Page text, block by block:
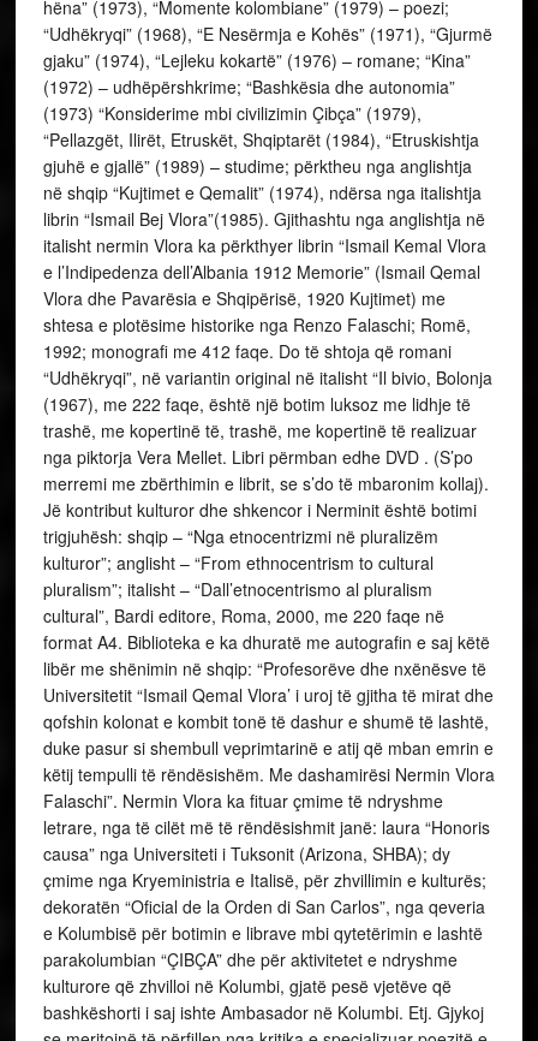
hëna” (1973), “Momente kolombiane” (1979) – poezi;
“Udhëkryqi” (1968), “E Nesërmja e Kohës” (1971), “Gjurmë
gjaku” (1974), “Lejleku kokartë” (1976) – romane; “Kina”
(1972) – udhëpërshkrime; “Bashkësia dhe autonomia”
(1973) “Konsiderime mbi civilizimin Çibça” (1979),
“Pellazgët, Ilirët, Etruskët, Shqiptarët (1984), “Etruskishtja
gjuhë e gjallë” (1989) – studime; përktheu nga anglishtja
në shqip “Kujtimet e Qemalit” (1974), ndërsa nga italishtja
librin “Ismail Bej Vlora”(1985). Gjithashtu nga anglishtja në
italisht nermin Vlora ka përkthyer librin “Ismail Kemal Vlora
e l’Indipedenza dell’Albania 1912 Memorie” (Ismail Qemal
Vlora dhe Pavarësia e Shqipërisë, 1920 Kujtimet) me
shtesa e plotësime historike nga Renzo Falaschi; Romë,
1992; monografi me 412 faqe. Do të shtoja që romani
“Udhëkryqi”, në variantin original në italisht “Il bivio, Bolonja
(1967), me 222 faqe, është një botim luksoz me lidhje të
trashë, me kopertinë të, trashë, me kopertinë të realizuar
nga piktorja Vera Mellet. Libri përmban edhe DVD . (S’po
merremi me zbërthimin e librit, se s’do të mbaronim kollaj).
Jë kontribut kulturor dhe shkencor i Nerminit është botimi
trigjuhësh: shqip – “Nga etnocentrizmi në pluralizëm
kulturor”; anglisht – “From ethnocentrism to cultural
pluralism”; italisht – “Dall’etnocentrismo al pluralism
cultural”, Bardi editore, Roma, 2000, me 220 faqe në
format A4. Biblioteka e ka dhuratë me autografin e saj këtë
libër me shënimin në shqip: “Profesorëve dhe nxënësve të
Universitetit “Ismail Qemal Vlora’ i uroj të gjitha të mirat dhe
qofshin kolonat e kombit tonë të dashur e shumë të lashtë,
duke pasur si shembull veprimtarinë e atij që mban emrin e
këtij tempulli të rëndësishëm. Me dashamirësi Nermin Vlora
Falaschi”. Nermin Vlora ka fituar çmime të ndryshme
letrare, nga të cilët më të rëndësishmit janë: laura “Honoris
causa” nga Universiteti i Tuksonit (Arizona, SHBA); dy
çmime nga Kryeministria e Italisë, për zhvillimin e kulturës;
dekoratën “Oficial de la Orden di San Carlos”, nga qeveria
e Kolumbisë për botimin e librave mbi qytetërimin e lashtë
parakolumbian “ÇIBÇA” dhe për aktivitetet e ndryshme
kulturore që zhvilloi në Kolumbi, gjatë pesë vjetëve që
bashkëshorti i saj ishte Ambasador në Kolumbi. Etj. Gjykoj